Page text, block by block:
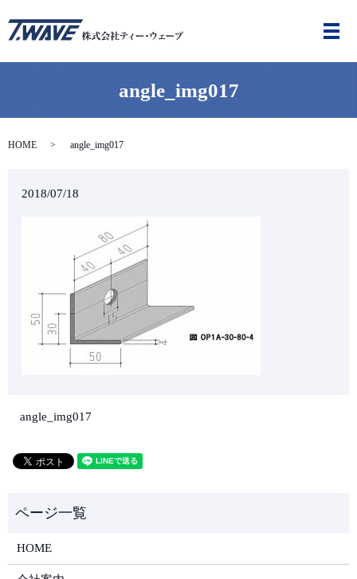
メ
angle_img017
HOME angle_img017
2018/07/18
angle_img017
HOME